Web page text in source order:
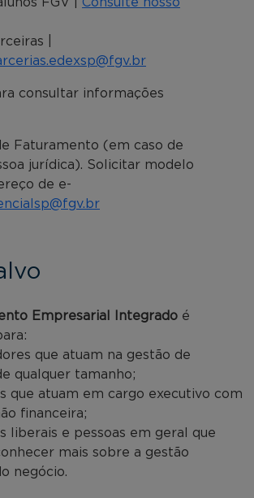
|
consultar informações
Faturamento (em caso de
jurídica). Solicitar modelo
de e-
Empresarial Integrado é
que atuam na gestão de
qualquer tamanho;
que atuam em cargo executivo com
financeira;
liberais e pessoas em geral que
mais sobre a gestão
negócio.